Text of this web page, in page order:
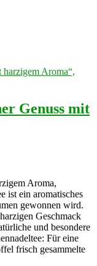
Genuss mit
Aroma,
ist ein aromatisches
gewonnen wird.
Geschmack
und besondere
Für eine
frisch gesammelte